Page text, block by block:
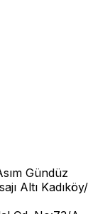
Gündüz
Altı Kadıköy/